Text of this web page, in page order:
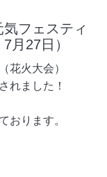
気フェスティ
月27日）
花火大会）
れました！
おります。